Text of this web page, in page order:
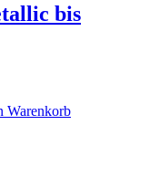
bis
Warenkorb